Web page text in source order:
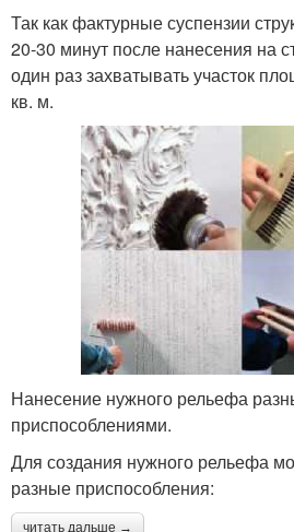
Так как фактурные суспензии
20-30 минут после нанесения на
один раз захватывать участок
кв. м.
Нанесение нужного рельефа
приспособлениями.
Для создания нужного рельефа
разные приспособления:
читать дальше →